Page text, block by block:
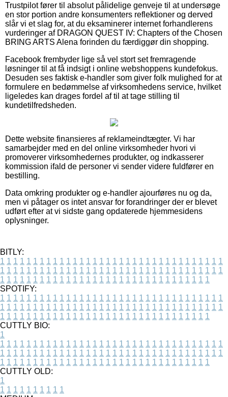
Trustpilot fører til absolut pålidelige genveje til at undersøge
en stor portion andre konsumenters reflektioner og derved
slår vi et slag for, at du eksaminerer internet forhandlerens
vurderinger af DRAGON QUEST IV: Chapters of the Chosen
BRING ARTS Alena forinden du færdiggør din shopping.
Facebook frembyder lige så vel stort set fremragende
løsninger til at få indsigt i online webshoppens kundefokus.
Desuden ses faktisk e-handler som giver folk mulighed for at
formulere en bedømmelse af virksomhedens service, hvilket
ligeledes kan drages fordel af til at tage stilling til
kundetilfredsheden.
Dette website finansieres af reklameindtægter. Vi har
samarbejder med en del online virksomheder hvori vi
promoverer virksomhedernes produkter, og indkasserer
kommission ifald de personer vi sender videre fuldfører en
bestilling.
Data omkring produkter og e-handler ajourføres nu og da,
men vi påtager os intet ansvar for forandringer der er blevet
udført efter at vi sidste gang opdaterede hjemmesidens
oplysninger.
BITLY:
1 1 1 1 1 1 1 1 1 1 1 1 1 1 1 1 1 1 1 1 1 1 1 1 1 1 1 1 1 1 1 1 1 1
1 1 1 1 1 1 1 1 1 1 1 1 1 1 1 1 1 1 1 1 1 1 1 1 1 1 1 1 1 1 1 1 1 1
1 1 1 1 1 1 1 1 1 1 1 1 1 1 1 1 1 1 1 1 1 1 1 1 1 1 1 1 1 1 1 1
SPOTIFY:
1 1 1 1 1 1 1 1 1 1 1 1 1 1 1 1 1 1 1 1 1 1 1 1 1 1 1 1 1 1 1 1 1 1
1 1 1 1 1 1 1 1 1 1 1 1 1 1 1 1 1 1 1 1 1 1 1 1 1 1 1 1 1 1 1 1 1 1
1 1 1 1 1 1 1 1 1 1 1 1 1 1 1 1 1 1 1 1 1 1 1 1 1 1 1 1 1 1 1 1
CUTTLY BIO:
1
1 1 1 1 1 1 1 1 1 1 1 1 1 1 1 1 1 1 1 1 1 1 1 1 1 1 1 1 1 1 1 1 1 1
1 1 1 1 1 1 1 1 1 1 1 1 1 1 1 1 1 1 1 1 1 1 1 1 1 1 1 1 1 1 1 1 1 1
1 1 1 1 1 1 1 1 1 1 1 1 1 1 1 1 1 1 1 1 1 1 1 1 1 1 1 1 1 1 1 1
CUTTLY OLD:
1
1 1 1 1 1 1 1 1 1 1